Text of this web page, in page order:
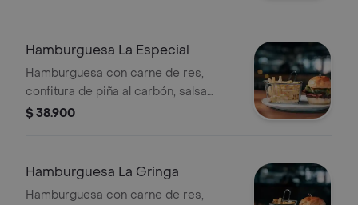
Hamburguesa La Especial
Hamburguesa con carne de res,
confitura de piña al carbón, salsa
chipotle, tocineta, cogollo, queso
$ 38.900
Hamburguesa La Gringa
Hamburguesa con carne de res,